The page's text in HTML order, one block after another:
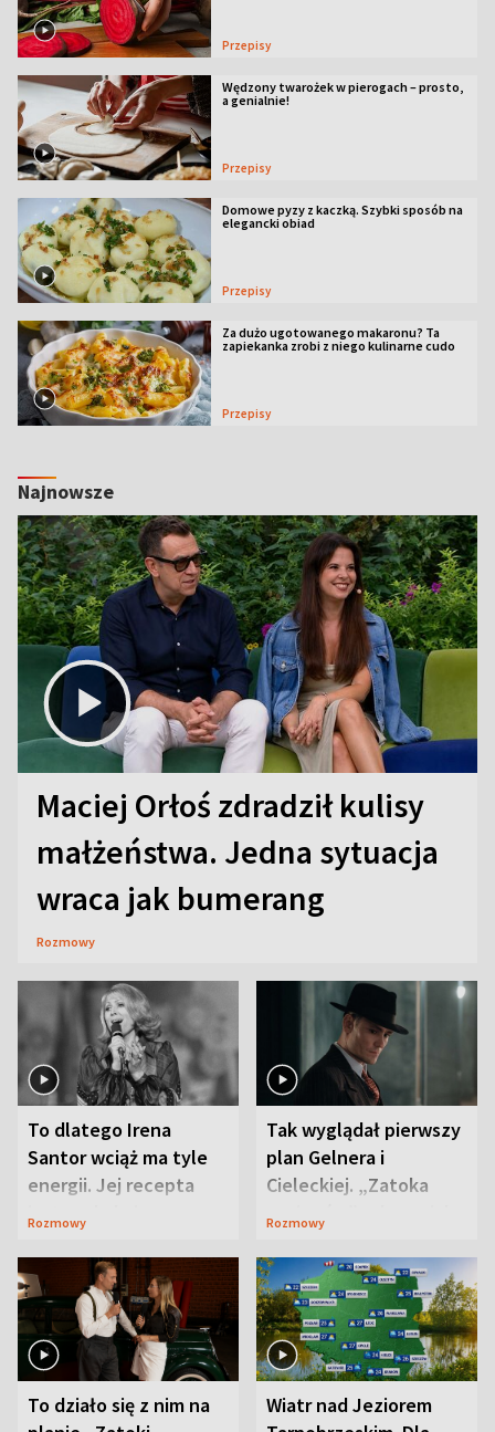
Przepisy
Wędzony twarożek w pierogach – prosto,
a genialnie!
Przepisy
Domowe pyzy z kaczką. Szybki sposób na
elegancki obiad
Przepisy
Za dużo ugotowanego makaronu? Ta
zapiekanka zrobi z niego kulinarne cudo
Przepisy
Najnowsze
Maciej Orłoś zdradził kulisy
małżeństwa. Jedna sytuacja
wraca jak bumerang
Rozmowy
To dlatego Irena
Santor wciąż ma tyle
energii. Jej recepta
jest zaskakująco
Rozmowy
Tak wyglądał pierwszy
plan Gelnera i
Cieleckiej. „Zatoka
szpiegów” od razu ich
Rozmowy
To działo się z nim na
Wiatr nad Jeziorem